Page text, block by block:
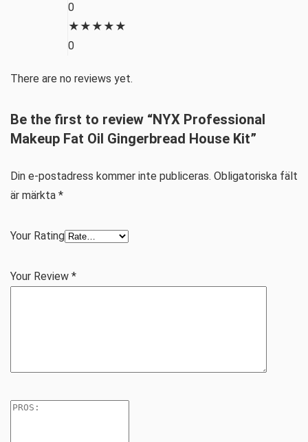
0
★ ★ ★ ★ ★
0
There are no reviews yet.
Be the first to review “NYX Professional
Makeup Fat Oil Gingerbread House Kit”
Din e-postadress kommer inte publiceras. Obligatoriska fält
är märkta *
Your Rating
Your Review *